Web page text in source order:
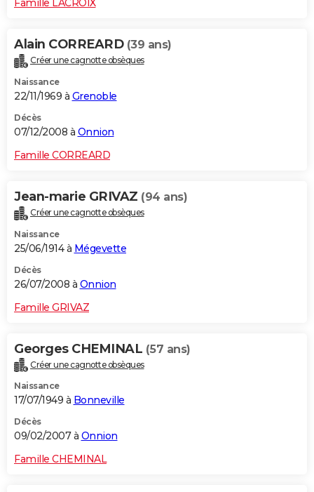
Famille LACROIX
Alain CORREARD (39 ans)
Créer une cagnotte obsèques
Naissance
22/11/1969 à Grenoble
Décès
07/12/2008 à Onnion
Famille CORREARD
Jean-marie GRIVAZ (94 ans)
Créer une cagnotte obsèques
Naissance
25/06/1914 à Mégevette
Décès
26/07/2008 à Onnion
Famille GRIVAZ
Georges CHEMINAL (57 ans)
Créer une cagnotte obsèques
Naissance
17/07/1949 à Bonneville
Décès
09/02/2007 à Onnion
Famille CHEMINAL